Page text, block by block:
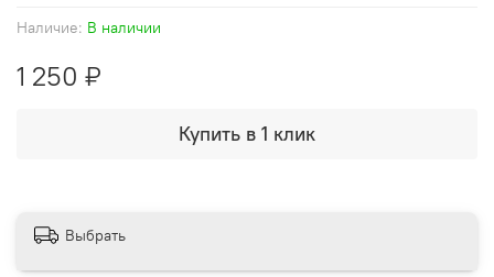
Наличие: В наличии
1 250 ₽
Купить в 1 клик
Выбрать